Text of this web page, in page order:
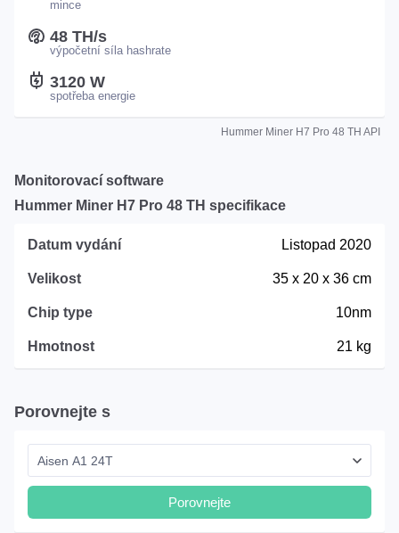
mince
48 TH/s
výpočetní síla hashrate
3120 W
spotřeba energie
Hummer Miner H7 Pro 48 TH API
Monitorovací software
Hummer Miner H7 Pro 48 TH specifikace
Datum vydání Listopad 2020
Velikost 35 x 20 x 36 cm
Chip type 10nm
Hmotnost 21 kg
Porovnejte s
Porovnejte